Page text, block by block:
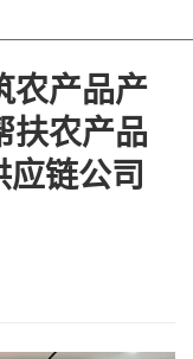
农产品产
扶农产品
应链公司